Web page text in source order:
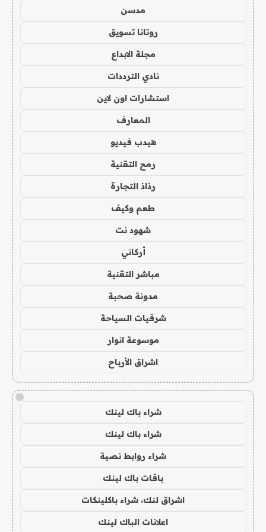
مدسن
روتانا تسويق
مجلة الابداع
نادي الترددات
استشارات اون لاين
المعارف
هيدب فيديو
رمح التقنية
رذاذ التجارة
طعم وكيف
شهود نت
أركاني
مباشر التقنية
مدونة صحبة
شرقيات السياحة
موسوعة انوار
اشراق الأرباح
!
شراء باك لينك
شراء باك لينك
شراء روابط نصية
باقات باك لينك
اشراق لنك، شراء باكلينكات
اعلانات الباك لينك